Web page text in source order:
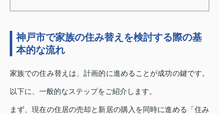
神戸市で家族の住み替えを検討する際の基
本的な流れ
家族での住み替えは、計画的に進めることが成功の鍵です。
以下に、一般的なステップをご紹介します。
まず、現在の住居の売却と新居の購入を同時に進める「住み